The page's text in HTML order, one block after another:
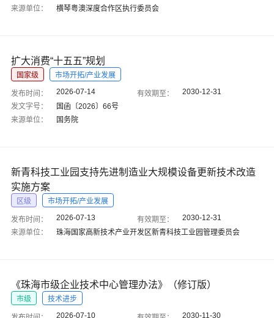
来源单位：
横琴粤澳深度合作区执行委员会
扩大消费“十五五”规划
国家级 市场开拓/产业发展
发布时间： 2026-07-14 有效期至：
2030-12-31
发文字号：
国函〔2026〕66号
来源单位：
国务院
新青科技工业园支持先进制造业大规模设备更新技术改造
实施方案
区级 市场开拓/产业发展
发布时间： 2026-07-13 有效期至：
2030-12-31
来源单位：
珠海国家高新技术产业开发区新青科技工业园管理委员会
《珠海市级企业技术中心管理办法》（修订版）
市级 技术进步
2026-07-10
2030-11-30